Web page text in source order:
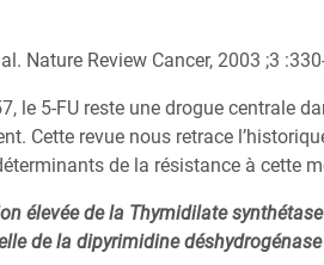
Nature Review Cancer, 2003 ;3
le 5-FU reste une drogue centrale
Cette revue nous retrace
de la résistance à cette
élevée de la Thymidilate
de la dipyrimidine